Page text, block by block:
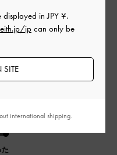
すが、ヒールも低く、歩
displayed inJPY ¥.
jpcan only be
SITE
international shipping.